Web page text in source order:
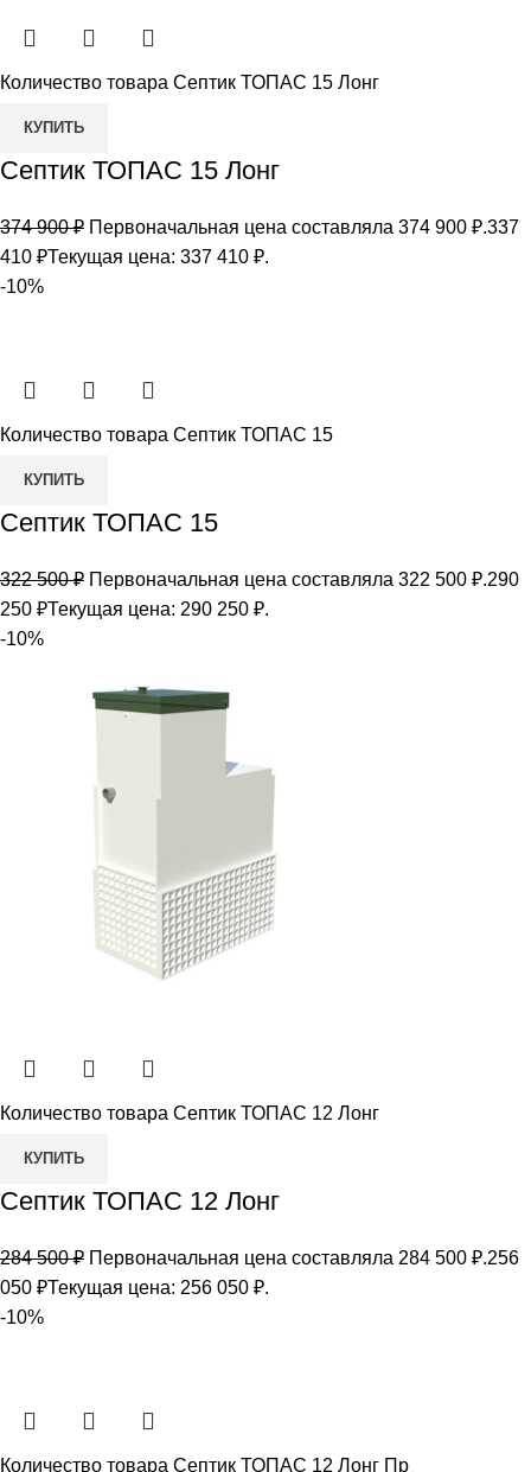
Количество товара Септик ТОПАС 15 Лонг
КУПИТЬ
Септик ТОПАС 15 Лонг
374 900₽ Первоначальная цена составляла 374 900 ₽.337
410 ₽Текущая цена: 337 410 ₽.
-10%
Количество товара Септик ТОПАС 15
КУПИТЬ
Септик ТОПАС 15
322 500₽ Первоначальная цена составляла 322 500 ₽.290
250 ₽Текущая цена: 290 250 ₽.
-10%
Количество товара Септик ТОПАС 12 Лонг
КУПИТЬ
Септик ТОПАС 12 Лонг
284 500₽ Первоначальная цена составляла 284 500 ₽.256
050 ₽Текущая цена: 256 050 ₽.
-10%
Количество товара Септик ТОПАС 12 Лонг Пр